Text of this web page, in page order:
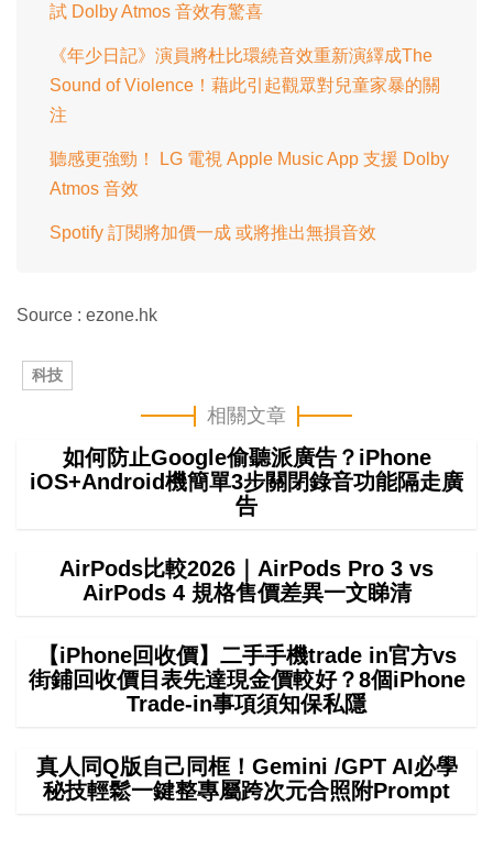
試 Dolby Atmos 音效有驚喜
《年少日記》演員將杜比環繞音效重新演繹成The
Sound of Violence！藉此引起觀眾對兒童家暴的關
注
聽感更強勁！ LG 電視 Apple Music App 支援 Dolby
Atmos 音效
Spotify 訂閱將加價一成 或將推出無損音效
Source : ezone.hk
科技
相關文章
如何防止Google偷聽派廣告？iPhone
iOS+Android機簡單3步關閉錄音功能隔走廣
告
AirPods比較2026｜AirPods Pro 3 vs
AirPods 4 規格售價差異一文睇清
【iPhone回收價】二手手機trade in官方vs
街鋪回收價目表先達現金價較好？8個iPhone
Trade-in事項須知保私隱
真人同Q版自己同框！Gemini /GPT AI必學
秘技輕鬆一鍵整專屬跨次元合照附Prompt